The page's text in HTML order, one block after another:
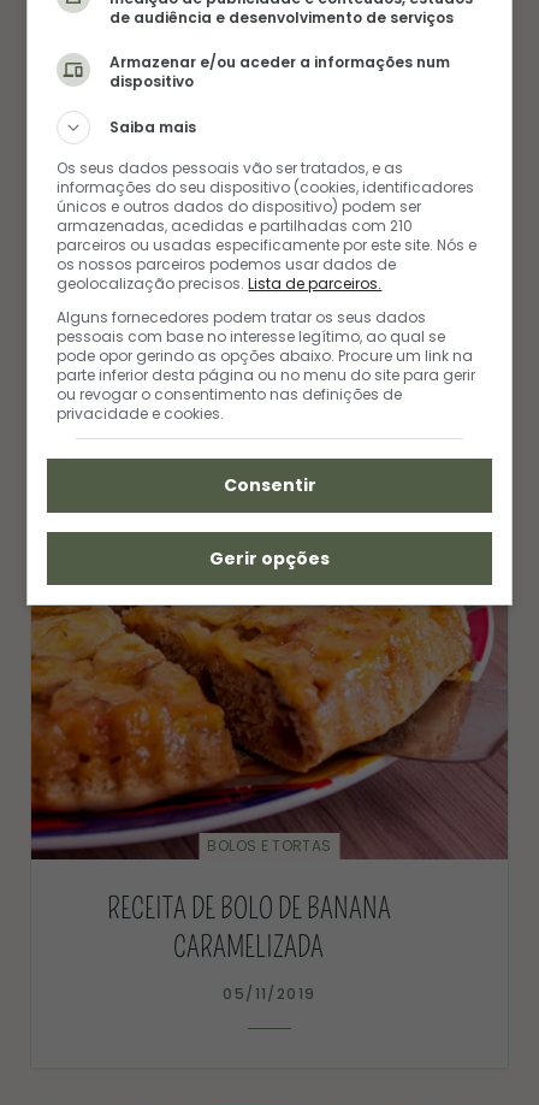
RECEITA DE BOLO GELADO DE
CHOCOLATE
24/11/2019
BOLOS E TORTAS
RECEITA DE BOLO DE BANANA
CARAMELIZADA
05/11/2019
de audiência e desenvolvimento de serviços
Armazenar e/ou aceder a informações num
dispositivo
Saiba mais
Os seus dados pessoais vão ser tratados, e as
informações do seu dispositivo (cookies, identificadores
únicos e outros dados do dispositivo) podem ser
armazenadas, acedidas e partilhadas com 210
parceiros ou usadas especificamente por este site. Nós e
os nossos parceiros podemos usar dados de
geolocalização precisos.Lista de parceiros.
Alguns fornecedores podem tratar os seus dados
pessoais com base no interesse legítimo, ao qual se
pode opor gerindo as opções abaixo. Procure um link na
parte inferior desta página ou no menu do site para gerir
ou revogar o consentimento nas definições de
privacidade e cookies.
Consentir
Gerir opções